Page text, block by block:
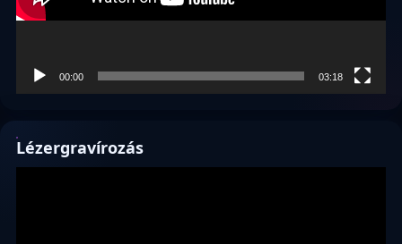
00:00 03:18
Lézergravírozás